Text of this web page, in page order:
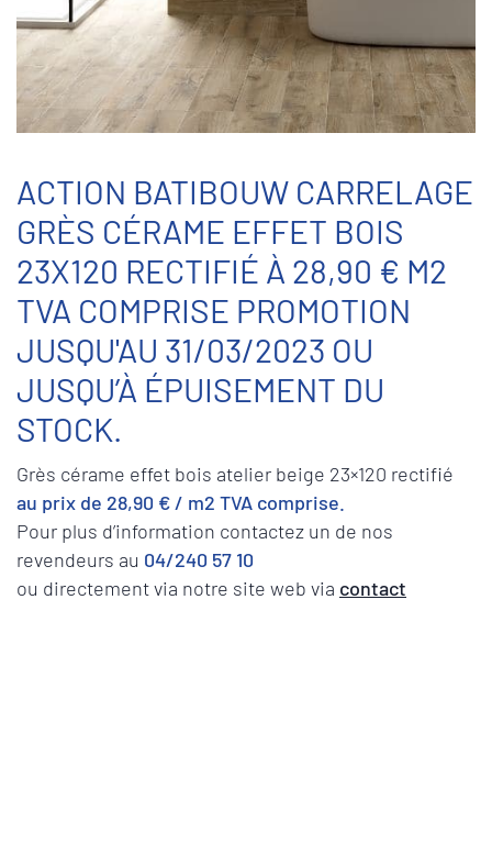
ACTION BATIBOUW CARRELAGE
GRÈS CÉRAME EFFET BOIS
23X120 RECTIFIÉ À 28,90 € M2
TVA COMPRISE PROMOTION
JUSQU'AU 31/03/2023 OU
JUSQU’À ÉPUISEMENT DU
STOCK.
Grès cérame effet bois atelier beige 23×120 rectifié
au prix de 28,90 € / m2 TVA comprise.
Pour plus d’information contactez un de nos
revendeurs au 04/240 57 10
ou directement via notre site web via contact